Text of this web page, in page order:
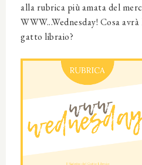
alla rubrica più amata del
WWW...Wednesday! Cosa
gatto libraio?